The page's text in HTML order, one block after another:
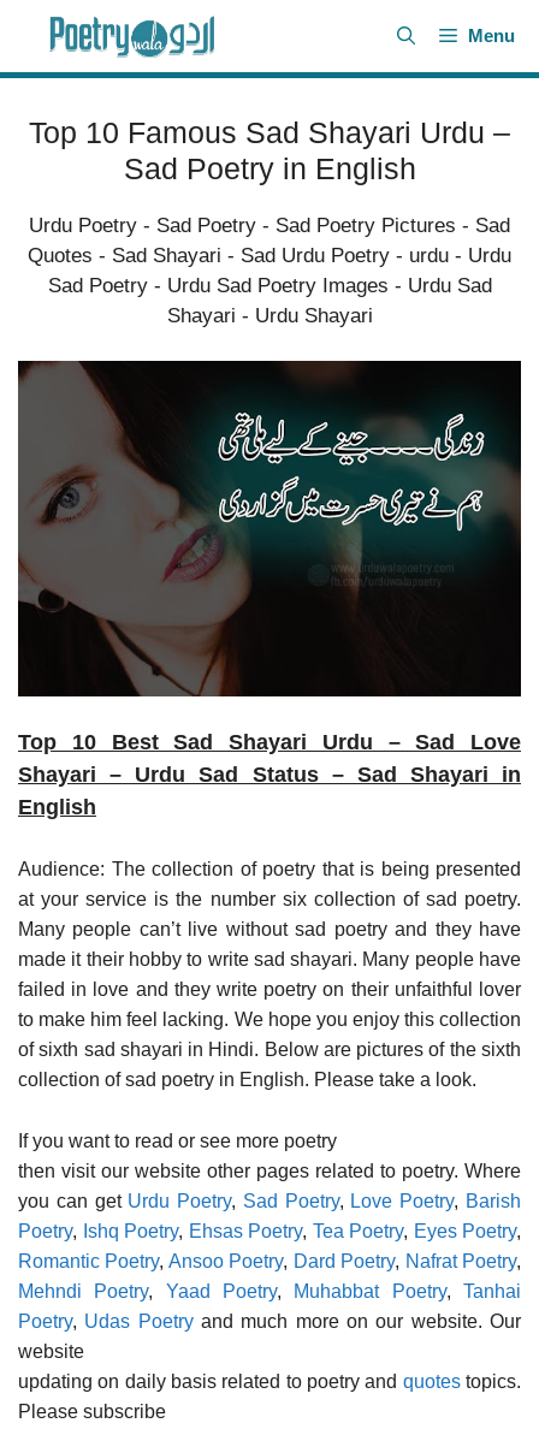
content
Menu
Top 10 Famous Sad Shayari Urdu –
Sad Poetry in English
Urdu Poetry - Sad Poetry - Sad Poetry Pictures - Sad
Quotes - Sad Shayari - Sad Urdu Poetry - urdu - Urdu
Sad Poetry- Urdu Sad Poetry Images - Urdu Sad
Shayari - Urdu Shayari
Top 10 Best Sad Shayari Urdu – Sad Love
Shayari – Urdu Sad Status – Sad Shayari in
English
Audience: The collection of poetry that is being presented
at your service is the number six collection of sad poetry.
Many people can’t live without sad poetry and they have
made it their hobby to write sad shayari. Many people have
failed in love and they write poetry on their unfaithful lover
to make him feel lacking. We hope you enjoy this collection
of sixth sad shayari in Hindi. Below are pictures of the sixth
collection of sad poetry in English. Please take a look.
If you want to read or see more poetry
then visit our website other pages related to poetry. Where
you can get Urdu Poetry, Sad Poetry, Love Poetry, Barish
Poetry, Ishq Poetry, Ehsas Poetry, Tea Poetry, Eyes Poetry,
Romantic Poetry, Ansoo Poetry, Dard Poetry, Nafrat Poetry,
Mehndi Poetry, Yaad Poetry, Muhabbat Poetry,Tanhai
Poetry, Udas Poetryand much more on our website. Our
website
updating on daily basis related to poetry and quotestopics.
Please subscribe